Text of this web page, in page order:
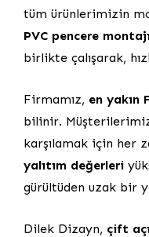
tüm ürünlerimizin
PVC pencere
birlikte çalışarak,
Firmamız, en yakın
bilinir.
karşılamak için her
yalıtım değerleri
gürültüden uzak bir
Dilek Dizayn, çift